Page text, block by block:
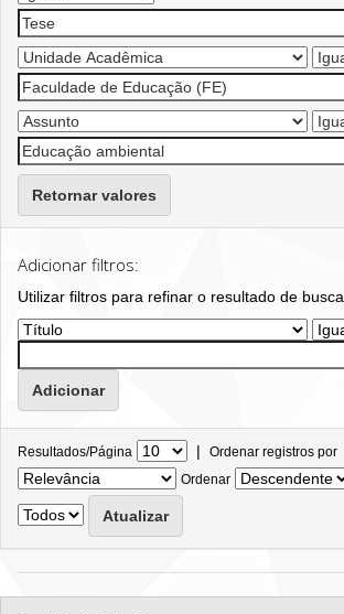
Retornar valores
Adicionar filtros:
Utilizar filtros para refinar o resultado de busca.
Resultados/Página | Ordenar registros por
Ordenar